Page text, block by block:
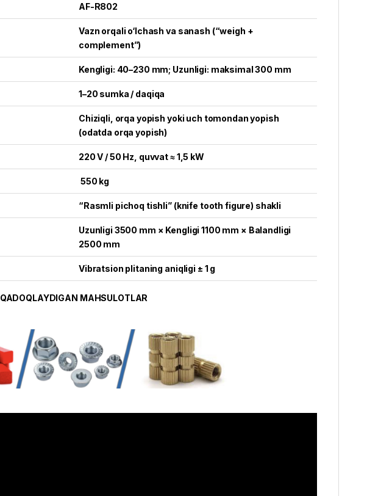
AF-R802
Vazn orqali o‘lchash va sanash (“weigh +
complement”)
Kengligi: 40–230 mm; Uzunligi: maksimal 300 mm
1–20 sumka / daqiqa
Chiziqli, orqa yopish yoki uch tomondan yopish
(odatda orqa yopish)
220 V / 50 Hz, quvvat ≈ 1,5 kW
550 kg
“Rasmli pichoq tishli” (knife tooth figure) shakli
Uzunligi 3500 mm × Kengligi 1100 mm × Balandligi
2500 mm
Vibratsion plitaning aniqligi ± 1 g
QADOQLAYDIGAN MAHSULOTLAR